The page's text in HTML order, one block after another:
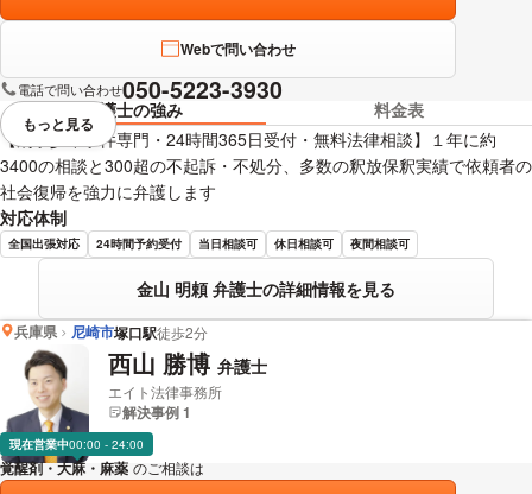
Webで問い合わせ
電話で問い合わせ050-5223-3930
弁護士の強み
料金表
【刑事少年事件専門・24時間365日受付・無料法律相談】１年に約
3400の相談と300超の不起訴・不処分、多数の釈放保釈実績で依頼者の
社会復帰を強力に弁護します
対応体制
全国出張対応 24時間予約受付 当日相談可 休日相談可 夜間相談可
金山 明頼 弁護士の詳細情報を見る
視覚的に省略されている要素を
もっと見る
兵庫県 尼崎市塚口駅徒歩2分
西山 勝博 弁護士
エイト法律事務所
解決事例 1
現在営業中00:00 - 24:00
覚醒剤・大麻・麻薬 のご相談は